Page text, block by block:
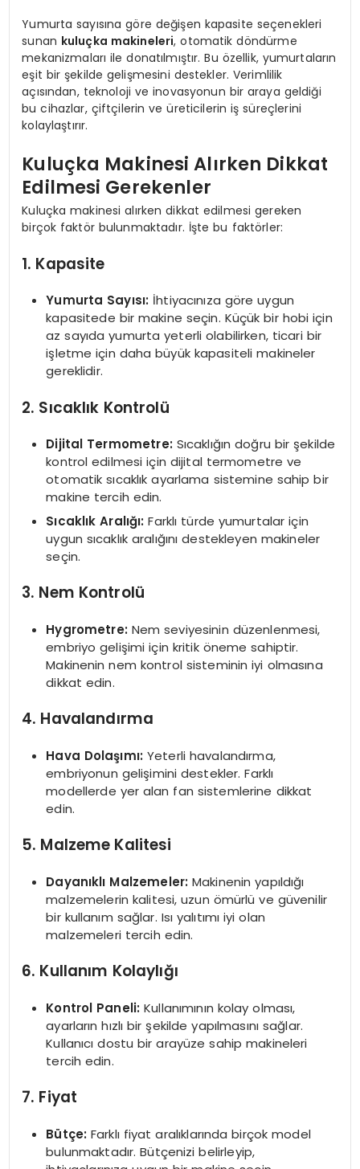
Yumurta sayısına göre değişen kapasite seçenekleri
sunan kuluçka makineleri, otomatik döndürme
mekanizmaları ile donatılmıştır. Bu özellik, yumurtaların
eşit bir şekilde gelişmesini destekler. Verimlilik
açısından, teknoloji ve inovasyonun bir araya geldiği
bu cihazlar, çiftçilerin ve üreticilerin iş süreçlerini
kolaylaştırır.
Kuluçka Makinesi Alırken Dikkat
Edilmesi Gerekenler
Kuluçka makinesi alırken dikkat edilmesi gereken
birçok faktör bulunmaktadır. İşte bu faktörler:
1. Kapasite
Yumurta Sayısı: İhtiyacınıza göre uygun
kapasitede bir makine seçin. Küçük bir hobi için
az sayıda yumurta yeterli olabilirken, ticari bir
işletme için daha büyük kapasiteli makineler
gereklidir.
2. Sıcaklık Kontrolü
Dijital Termometre: Sıcaklığın doğru bir şekilde
kontrol edilmesi için dijital termometre ve
otomatik sıcaklık ayarlama sistemine sahip bir
makine tercih edin.
Sıcaklık Aralığı: Farklı türde yumurtalar için
uygun sıcaklık aralığını destekleyen makineler
seçin.
3. Nem Kontrolü
Hygrometre: Nem seviyesinin düzenlenmesi,
embriyo gelişimi için kritik öneme sahiptir.
Makinenin nem kontrol sisteminin iyi olmasına
dikkat edin.
4. Havalandırma
Hava Dolaşımı: Yeterli havalandırma,
embriyonun gelişimini destekler. Farklı
modellerde yer alan fan sistemlerine dikkat
edin.
5. Malzeme Kalitesi
Dayanıklı Malzemeler: Makinenin yapıldığı
malzemelerin kalitesi, uzun ömürlü ve güvenilir
bir kullanım sağlar. Isı yalıtımı iyi olan
malzemeleri tercih edin.
6. Kullanım Kolaylığı
Kontrol Paneli: Kullanımının kolay olması,
ayarların hızlı bir şekilde yapılmasını sağlar.
Kullanıcı dostu bir arayüze sahip makineleri
tercih edin.
7. Fiyat
Bütçe: Farklı fiyat aralıklarında birçok model
bulunmaktadır. Bütçenizi belirleyip,